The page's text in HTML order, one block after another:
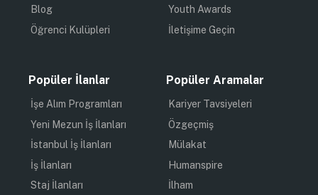
Blog
Öğrenci Kulüpleri
Youth Awards
İletişime Geçin
Popüler İlanlar
İşe Alım Programları
Yeni Mezun İş İlanları
İstanbul İş İlanları
İş İlanları
Staj İlanları
Popüler Aramalar
Kariyer Tavsiyeleri
Özgeçmiş
Mülakat
Humanspire
İlham